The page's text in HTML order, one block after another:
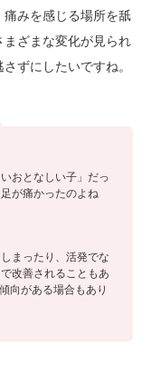
痛みを感じる場所を舐
ざまな変化が見られ
ずにしたいですね。
おとなしい子」だっ
が痛かったのよね
まったり、活発でな
改善されることもあ
向がある場合もあり